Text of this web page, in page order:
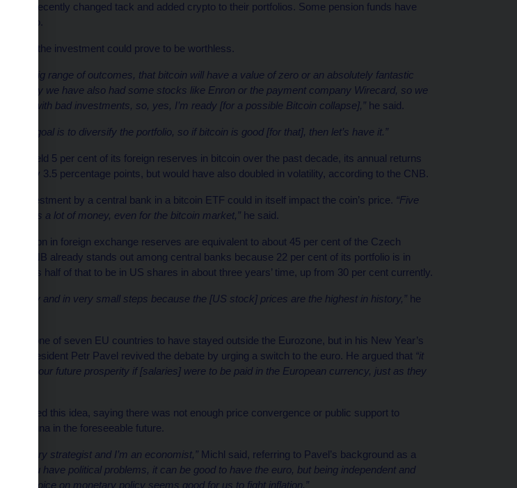
had recently changed tack and added crypto to their portfolios. Some pension funds have
in crypto.
that the investment could prove to be worthless.
have a big range of outcomes, that bitcoin will have a value of zero or an absolutely fantastic
history we have also had some stocks like Enron or the payment company Wirecard, so we
with bad investments, so, yes, I’m ready [for a possible Bitcoin collapse],”he said.
that my goal is to diversify the portfolio, so if bitcoin is good [for that], then let’s have it.”
had held 5 per cent of its foreign reserves in bitcoin over the past decade, its annual returns
by 3.5 percentage points, but would have also doubled in volatility, according to the CNB.
investment by a central bank in a bitcoin ETF could in itself impact the coin’s price. “Five
is a lot of money, even for the bitcoin market,”he said.
€140bn in foreign exchange reserves are equivalent to about 45 per cent of the Czech
The CNB already stands out among central banks because 22 per cent of its portfolio is in
wants half of that to be in US shares in about three years’ time, up from 30 per cent currently.
gradually and in very small steps because the [US stock] prices are the highest in history,”he
is one of seven EU countries to have stayed outside the Eurozone, but in his New Year’s
President Petr Pavel revived the debate by urging a switch to the euro. He argued that “it
our future prosperity if [salaries] were to be paid in the European currency, just as they
dismissed this idea, saying there was not enough price convergence or public support to
koruna in the foreseeable future.
a military strategist and I’m an economist,”Michl said, referring to Pavel’s background as a
“If you have political problems, it can be good to have the euro, but being independent and
voice on monetary policy seems good for us to fight inflation.”